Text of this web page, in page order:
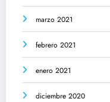
marzo 2021
febrero 2021
enero 2021
diciembre 2020